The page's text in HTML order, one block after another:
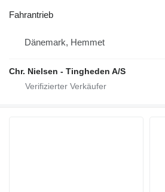
Fahrantrieb
Dänemark, Hemmet
Chr. Nielsen - Tingheden A/S